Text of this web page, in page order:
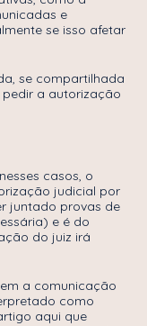
e
se isso afetar
se compartilhada
pedir a autorização
casos, o
judicial por
juntado provas de
e é do
do juiz irá
a comunicação
como
aqui que